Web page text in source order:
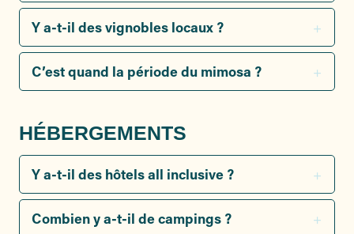
Y a-t-il des vignobles locaux ?
C’est quand la période du mimosa ?
HÉBERGEMENTS
Y a-t-il des hôtels all inclusive ?
Combien y a-t-il de campings ?